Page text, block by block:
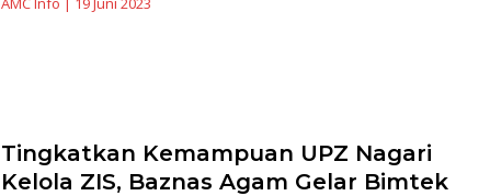
Tingkatkan Kemampuan UPZ Nagari
Kelola ZIS, Baznas Agam Gelar Bimtek